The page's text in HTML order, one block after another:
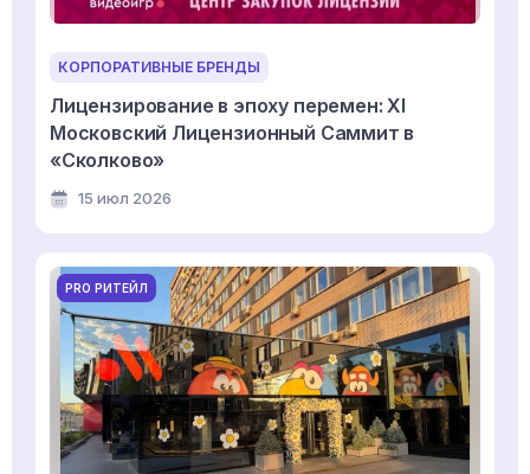
КОРПОРАТИВНЫЕ БРЕНДЫ
Лицензирование в эпоху перемен: XI
Московский Лицензионный Саммит в
«Сколково»
15 июл 2026
PRO РИТЕЙЛ